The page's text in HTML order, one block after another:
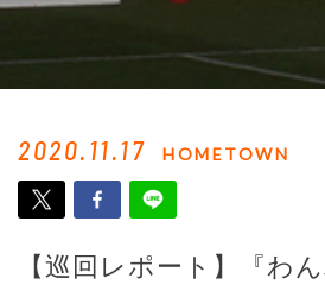
2020.11.17 HOMETOWN
【巡回レポート】『わ